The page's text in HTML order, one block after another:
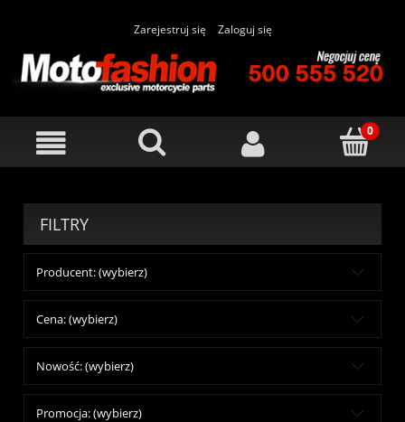
Zarejestruj się Zaloguj się
FILTRY
Producent: (wybierz)
Cena: (wybierz)
Nowość: (wybierz)
Promocja: (wybierz)